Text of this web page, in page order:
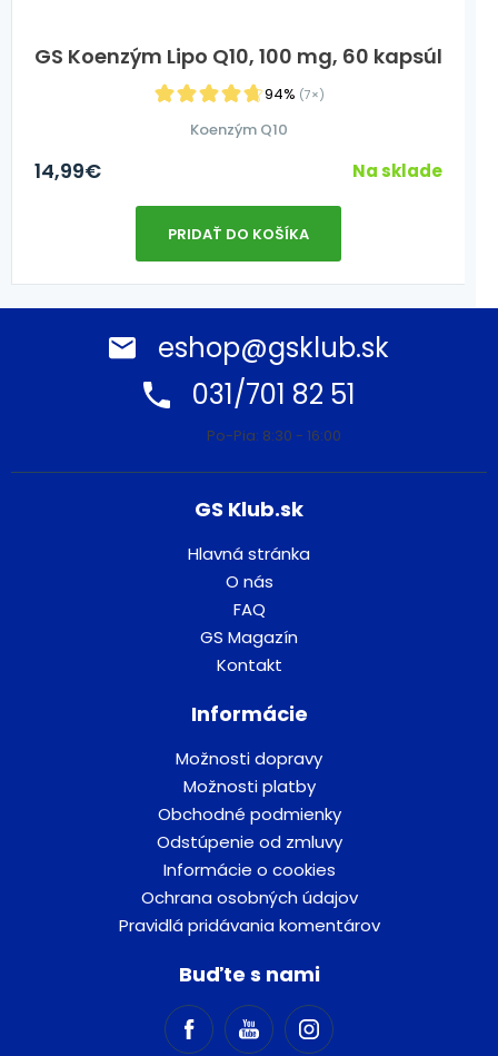
GS Koenzým Lipo Q10, 100 mg, 60 kapsúl
94% (7×)
Koenzým Q10
14,99€ Na sklade
PRIDAŤ DO KOŠÍKA
eshop@gsklub.sk
031/701 82 51
Po-Pia: 8:30 - 16:00
GS Klub.sk
Hlavná stránka
O nás
FAQ
GS Magazín
Kontakt
Informácie
Možnosti dopravy
Možnosti platby
Obchodné podmienky
Odstúpenie od zmluvy
Informácie o cookies
Ochrana osobných údajov
Pravidlá pridávania komentárov
Buďte s nami